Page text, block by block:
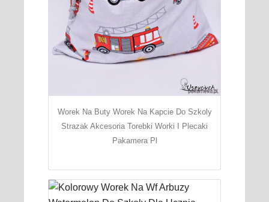
Worek Na Buty Worek Na Kapcie Do Szkoly
Strazak Akcesoria Torebki Worki I Plecaki
Pakamera Pl